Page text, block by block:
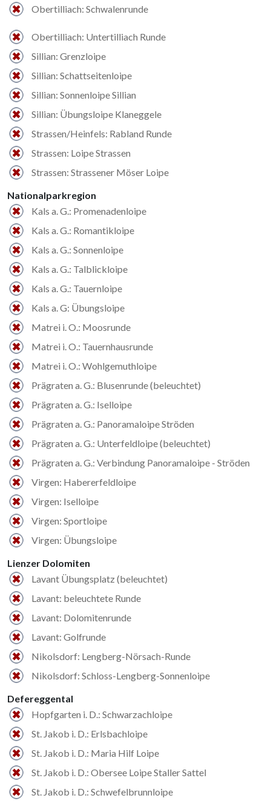
Obertilliach: Schwalenrunde
Obertilliach: Untertilliach Runde
Sillian: Grenzloipe
Sillian: Schattseitenloipe
Sillian: Sonnenloipe Sillian
Sillian: Übungsloipe Klaneggele
Strassen/Heinfels: Rabland Runde
Strassen: Loipe Strassen
Strassen: Strassener Möser Loipe
Nationalparkregion
Kals a. G.: Promenadenloipe
Kals a. G.: Romantikloipe
Kals a. G.: Sonnenloipe
Kals a. G.: Talblickloipe
Kals a. G.: Tauernloipe
Kals a. G: Übungsloipe
Matrei i. O.: Moosrunde
Matrei i. O.: Tauernhausrunde
Matrei i. O.: Wohlgemuthloipe
Prägraten a. G.: Blusenrunde (beleuchtet)
Prägraten a. G.: Iselloipe
Prägraten a. G.: Panoramaloipe Ströden
Prägraten a. G.: Unterfeldloipe (beleuchtet)
Prägraten a. G.: Verbindung Panoramaloipe - Ströden
Virgen: Habererfeldloipe
Virgen: Iselloipe
Virgen: Sportloipe
Virgen: Übungsloipe
Lienzer Dolomiten
Lavant Übungsplatz (beleuchtet)
Lavant: beleuchtete Runde
Lavant: Dolomitenrunde
Lavant: Golfrunde
Nikolsdorf: Lengberg-Nörsach-Runde
Nikolsdorf: Schloss-Lengberg-Sonnenloipe
Defereggental
Hopfgarten i. D.: Schwarzachloipe
St. Jakob i. D.: Erlsbachloipe
St. Jakob i. D.: Maria Hilf Loipe
St. Jakob i. D.: Obersee Loipe Staller Sattel
St. Jakob i. D.: Schwefelbrunnloipe